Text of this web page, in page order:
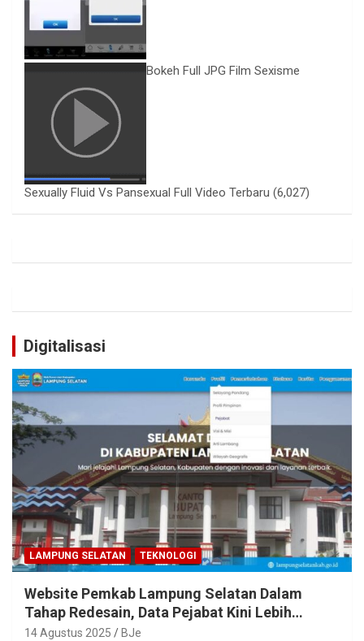
Bokeh Full JPG Film Sexisme
Sexually Fluid Vs Pansexual Full Video Terbaru (6,027)
Digitalisasi
LAMPUNG SELATAN TEKNOLOGI
Website Pemkab Lampung Selatan Dalam
Tahap Redesain, Data Pejabat Kini Lebih
Mudah Diakses
14 Agustus 2025 BJe